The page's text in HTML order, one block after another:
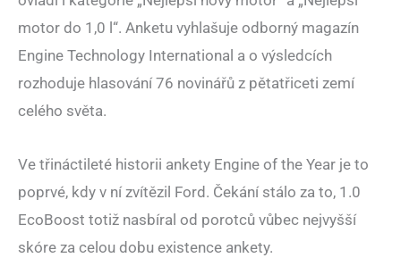
motor do 1,0 l“. Anketu vyhlašuje odborný magazín
Engine Technology International a o výsledcích
rozhoduje hlasování 76 novinářů z pětatřiceti zemí
celého světa.
Ve třináctileté historii ankety Engine of the Year je to
poprvé, kdy v ní zvítězil Ford. Čekání stálo za to, 1.0
EcoBoost totiž nasbíral od porotců vůbec nejvyšší
skóre za celou dobu existence ankety.